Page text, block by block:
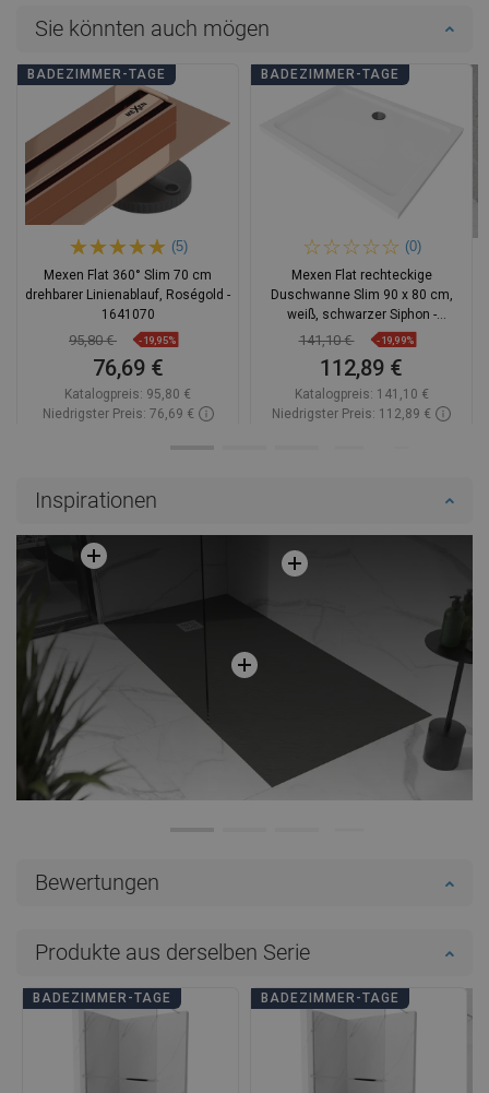
Sie könnten auch mögen
BADEZIMMER-TAGE
(5)
Mexen Flat 360° Slim 70 cm
drehbarer Linienablauf, Roségold -
1641070
95,80 € -19,95%
76,69 €
Katalogpreis: 95,80 €
Niedrigster Preis: 76,69 €
BADEZIMMER-TAGE
(0)
Mexen Flat rechteckige
Duschwanne Slim 90 x 80 cm,
weiß, schwarzer Siphon -
40108090B
141,10 € -19,99%
112,89 €
Katalogpreis: 141,10 €
Niedrigster Preis: 112,89 €
Inspirationen
Bewertungen
Produkte aus derselben Serie
BADEZIMMER-TAGE BADEZIMMER-TAGE